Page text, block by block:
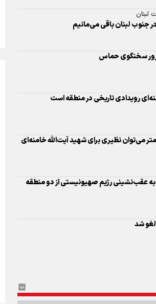
لبنان
در جنوب لبنان باقی می‌مانیم
سخنگوی حماس
رویدادی تاریخی در منطقه است
می‌توان نظیری برای شهید آیت‌الله خامنه‌ای
به عقب‌نشینی رژیم صهیونیستی از دو منطقه
شد